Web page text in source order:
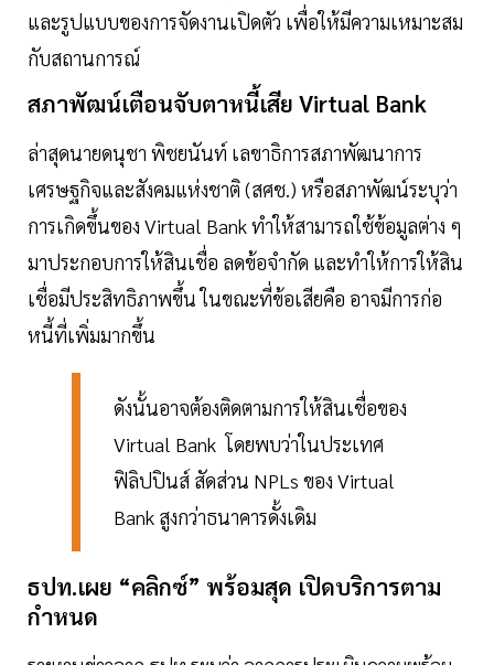
และรูปแบบของการจัดงานเปิดตัว เพื่อให้มีความเหมาะสม
กับสถานการณ์
สภาพัฒน์เตือนจับตาหนี้เสีย Virtual Bank
ล่าสุดนายดนุชา พิชยนันท์ เลขาธิการสภาพัฒนาการ
เศรษฐกิจและสังคมแห่งชาติ (สศช.) หรือสภาพัฒน์ระบุว่า
การเกิดขึ้นของ Virtual Bank ทำให้สามารถใช้ข้อมูลต่าง ๆ
มาประกอบการให้สินเชื่อ ลดข้อจำกัด และทำให้การให้สิน
เชื่อมีประสิทธิภาพขึ้น ในขณะที่ข้อเสียคือ อาจมีการก่อ
หนี้ที่เพิ่มมากขึ้น
ดังนั้นอาจต้องติดตามการให้สินเชื่อของ
Virtual Bank โดยพบว่าในประเทศ
ฟิลิปปินส์ สัดส่วน NPLs ของ Virtual
Bank สูงกว่าธนาคารดั้งเดิม
ธปท.เผย “คลิกซ์” พร้อมสุด เปิดบริการตาม
กำหนด